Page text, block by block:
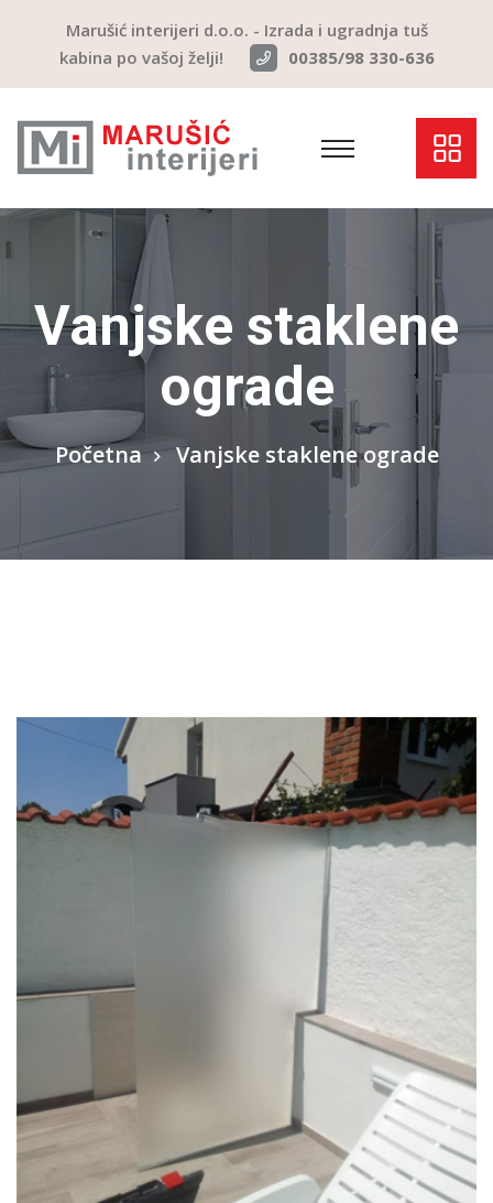
Marušić interijeri d.o.o. - Izrada i ugradnja tuš
kabina po vašoj želji!
00385/98 330-636
Vanjske staklene
ograde
Početna Vanjske staklene ograde